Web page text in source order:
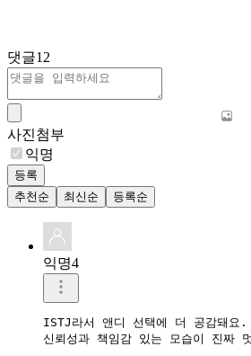
댓글12
사진첨부
익명
등록
추천순
최신순 등록순
익명4
ISTJ라서 앤디 선택에 더 공감돼요.
신뢰성과 책임감 있는 모습이 진짜